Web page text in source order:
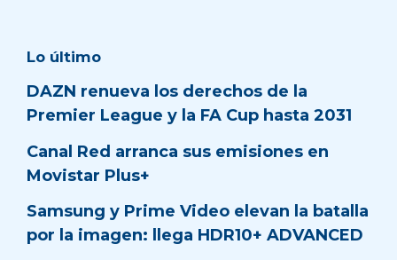
Lo último
DAZN renueva los derechos de la
Premier League y la FA Cup hasta 2031
Canal Red arranca sus emisiones en
Movistar Plus+
Samsung y Prime Video elevan la batalla
por la imagen: llega HDR10+ ADVANCED